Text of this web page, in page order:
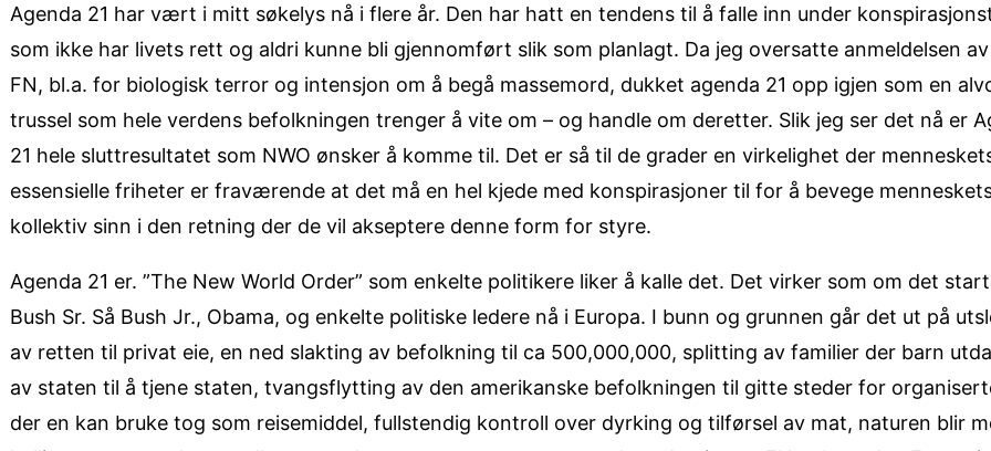
Agenda 21 har vært i mitt søkelys nå i flere år. Den har hatt en tendens til å falle inn under
som ikke har livets rett og aldri kunne bli gjennomført slik som planlagt. Da jeg oversatte anmeldelsen av
FN, bl.a. for biologisk terror og intensjon om å begå massemord, dukket agenda 21 opp igjen som en
trussel som hele verdens befolkningen trenger å vite om – og handle om deretter. Slik jeg ser det nå er
21 hele sluttresultatet som NWO ønsker å komme til. Det er så til de grader en virkelighet der
essensielle friheter er fraværende at det må en hel kjede med konspirasjoner til for å bevege
kollektiv sinn i den retning der de vil akseptere denne form for styre.
Agenda 21 er. ”The New World Order” som enkelte politikere liker å kalle det. Det virker som om det
Bush Sr. Så Bush Jr., Obama, og enkelte politiske ledere nå i Europa. I bunn og grunnen går det ut på
av retten til privat eie, en ned slakting av befolkning til ca 500,000,000, splitting av familier der barn
av staten til å tjene staten, tvangsflytting av den amerikanske befolkningen til gitte steder for
der en kan bruke tog som reisemiddel, fullstendig kontroll over dyrking og tilførsel av mat, naturen blir